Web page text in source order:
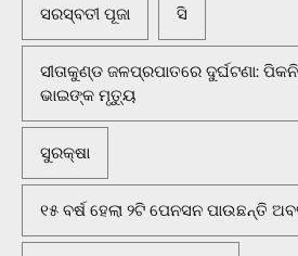
ସରସ୍ବତୀ ପୂଜା ସି
ସୀତାକୁଣ୍ଡ ଜଳପ୍ରପାତରେ ଦୁର୍ଘଟଣା:
ଭାଇଙ୍କ ମୃତ୍ୟୁ
ସୁରକ୍ଷା
୧୫ ବର୍ଷ ହେଲା ୨ଟି ପେନସନ ପାଉଛନ୍ତି